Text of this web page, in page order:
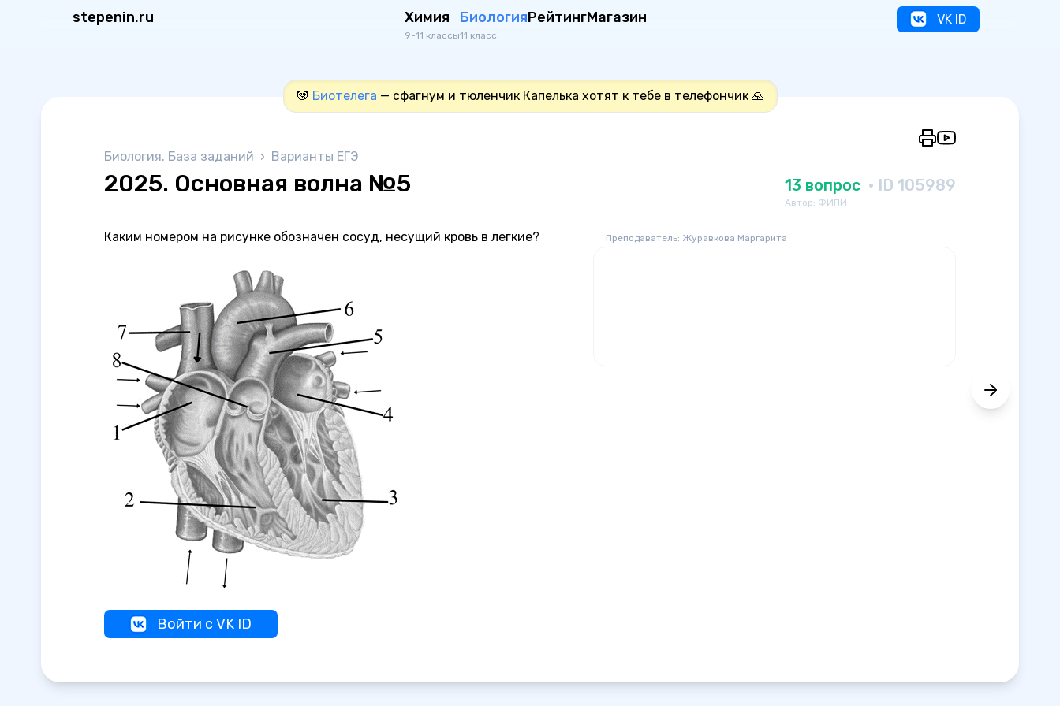
stepenin.ru Химия
9-11 классы
Биология
11 класс
РейтингМагазин VK ID
🐼 Биотелега — сфагнум и тюленчик Капелька хотят к тебе в телефончик 🙏
Биология. База заданий › Варианты ЕГЭ
2025. Основная волна №5 13 вопрос · ID 105989
Автор: ФИПИ
Каким номером на рисунке обозначен сосуд, несущий кровь в легкие?
Войти с VK ID
Преподаватель: Журавкова Маргарита